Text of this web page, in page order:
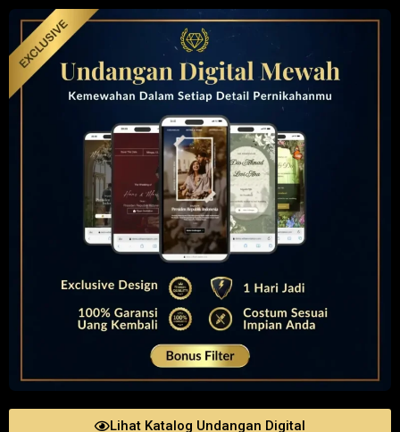
Lihat Katalog Undangan Digital